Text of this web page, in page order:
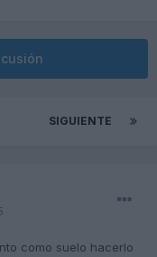
SIGUIENTE
como suelo hacerlo